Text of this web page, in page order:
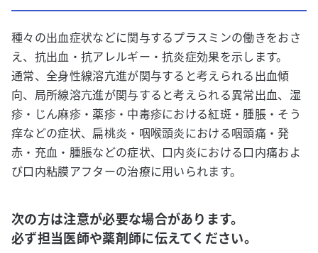
種々の出血症状などに関与するプラスミンの働きをおさ
え、抗出血・抗アレルギー・抗炎症効果を示します。
通常、全身性線溶亢進が関与すると考えられる出血傾
向、局所線溶亢進が関与すると考えられる異常出血、湿
疹・じん麻疹・薬疹・中毒疹における紅斑・腫脹・そう
痒などの症状、扁桃炎・咽喉頭炎における咽頭痛・発
赤・充血・腫脹などの症状、口内炎における口内痛およ
び口内粘膜アフターの治療に用いられます。
次の方は注意が必要な場合があります。
必ず担当医師や薬剤師に伝えてください。